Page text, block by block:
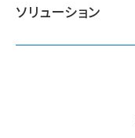
ソリューション